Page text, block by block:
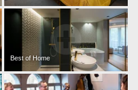
Best of Home